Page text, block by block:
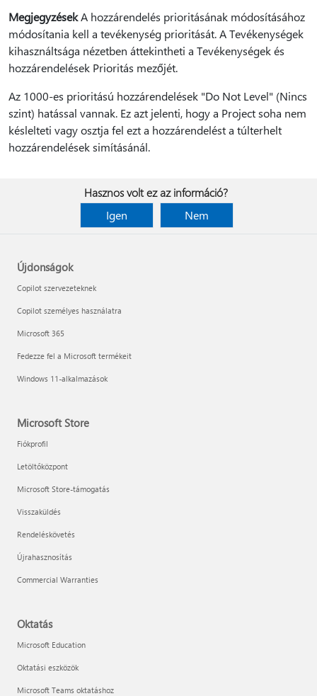
MegjegyzésekA hozzárendelés prioritásának módosításához
módosítania kell a tevékenység prioritását. A Tevékenységek
kihasználtsága nézetben áttekintheti a Tevékenységek és
hozzárendelések Prioritás mezőjét.
Az 1000-es prioritású hozzárendelések "Do Not Level" (Nincs
szint) hatással vannak. Ez azt jelenti, hogy a Project soha nem
késlelteti vagy osztja fel ezt a hozzárendelést a túlterhelt
hozzárendelések simításánál.
Hasznos volt ez az információ?
Igen
Nem
Újdonságok
Copilot szervezeteknek
Copilot személyes használatra
Microsoft 365
Fedezze fel a Microsoft termékeit
Windows 11-alkalmazások
Microsoft Store
Fiókprofil
Letöltőközpont
Microsoft Store-támogatás
Visszaküldés
Rendeléskövetés
Újrahasznosítás
Commercial Warranties
Oktatás
Microsoft Education
Oktatási eszközök
Microsoft Teams oktatáshoz